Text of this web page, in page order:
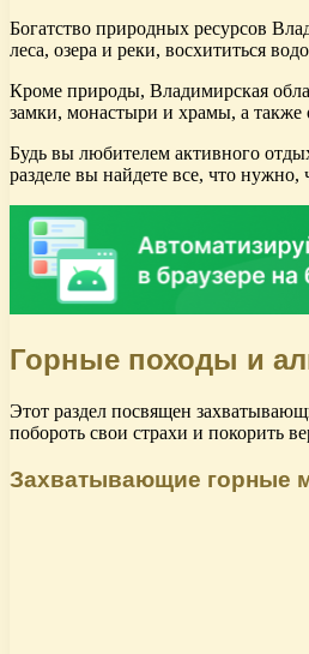
Богатство природных ресурсов
леса, озера и реки, восхититься
Кроме природы, Владимирская
замки, монастыри и храмы, а также
Будь вы любителем активного
разделе вы найдете все, что
Горные походы и
Этот раздел посвящен
побороть свои страхи и покорить
Захватывающие горные